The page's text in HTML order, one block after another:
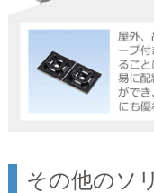
その他のソ